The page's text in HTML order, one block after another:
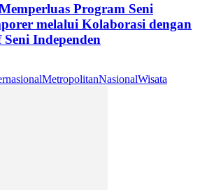
Program Seni
melalui Kolaborasi dengan
Independen
MetropolitanNasionalWisata